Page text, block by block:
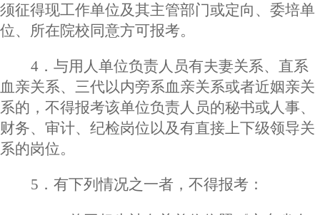
须征得现工作单位及其主管部门或定向、委培单
位、所在院校同意方可报考。
4．与用人单位负责人员有夫妻关系、直系
血亲关系、三代以内旁系血亲关系或者近姻亲关
系的，不得报考该单位负责人员的秘书或人事、
财务、审计、纪检岗位以及有直接上下级领导关
系的岗位。
5．有下列情况之一者，不得报考：